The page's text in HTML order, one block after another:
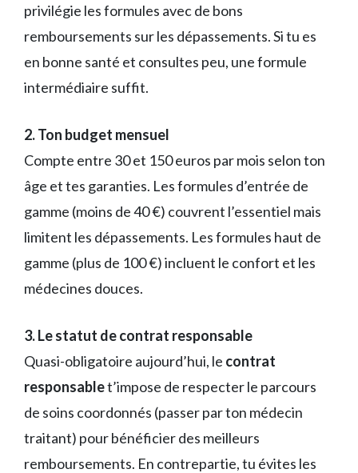
privilégie les formules avec de bons
remboursements sur les dépassements. Si tu es
en bonne santé et consultes peu, une formule
intermédiaire suffit.
2. Ton budget mensuel
Compte entre 30 et 150 euros par mois selon ton
âge et tes garanties. Les formules d’entrée de
gamme (moins de 40 €) couvrent l’essentiel mais
limitent les dépassements. Les formules haut de
gamme (plus de 100 €) incluent le confort et les
médecines douces.
3. Le statut de contrat responsable
Quasi-obligatoire aujourd’hui, le contrat
responsablet’impose de respecter le parcours
de soins coordonnés (passer par ton médecin
traitant) pour bénéficier des meilleurs
remboursements. En contrepartie, tu évites les